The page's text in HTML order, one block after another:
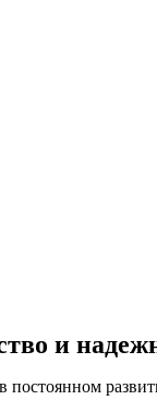
и
постоянном